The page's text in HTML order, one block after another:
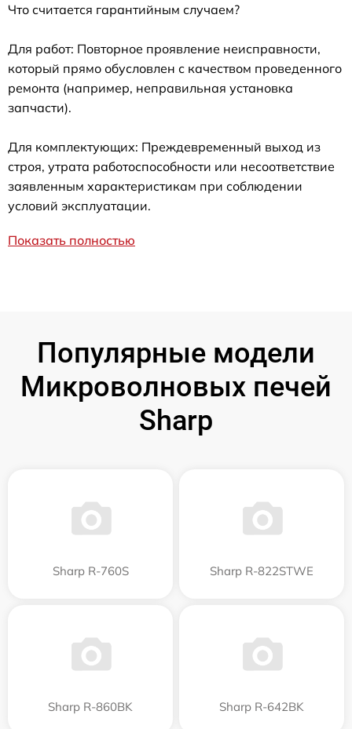
Что считается гарантийным случаем?
Для работ: Повторное проявление неисправности,
который прямо обусловлен с качеством проведенного
ремонта (например, неправильная установка
запчасти).
Для комплектующих: Преждевременный выход из
строя, утрата работоспособности или несоответствие
заявленным характеристикам при соблюдении
условий эксплуатации.
Показать полностью
Популярные модели
Микроволновых печей
Sharp
Sharp R-760S Sharp R-822STWE
Sharp R-860BK Sharp R-642BK